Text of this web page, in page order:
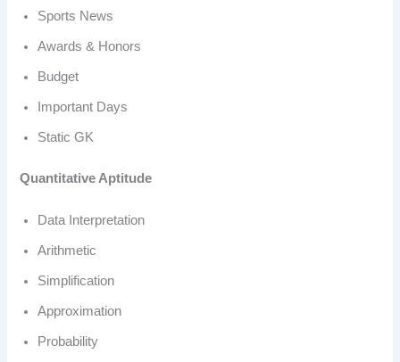
Sports News
Awards & Honors
Budget
Important Days
Static GK
Quantitative Aptitude
Data Interpretation
Arithmetic
Simplification
Approximation
Probability